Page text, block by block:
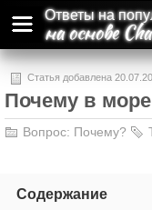
Ответы на
на основе
Статья добавлена
и может содержать
Почему в
Вопрос: Почему?
Содержание